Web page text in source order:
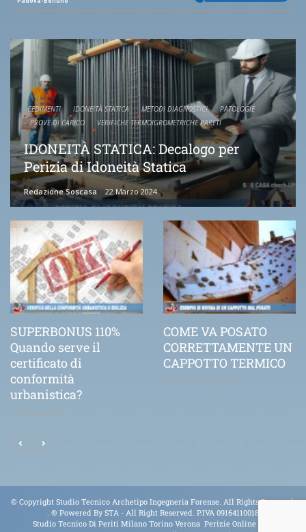
CEDIMENTI IDONEITÀ STATICA METODI DIAGNOSTICI
PATOLOGIE
PROVE DI CARICO
VERIFICHE TERMOIGROMETRICHE PARETI
IDONEITÀ STATICA: Decalogo per
Perizia di Idoneità Statica
Redazione Soscasa 22 Marzo 2024
SUPERBONUS 110%
Quando serve il
certificato di
conformità
urbanistica?
25 Febbraio 2021
COME VA POSATO
CORRETTAMENTE UN
CAPPOTTO TERMICO
21 Novembre 2020
© Copyright Studio Tecnico Archetipo Ingegneria Forense. All Rights Reserved.
. ® Powered BySTA - All Right Reserved. P.IVA 09164110018
Studio Tecnico Di Periti Milano Torino Verona Perizie Online Tel.